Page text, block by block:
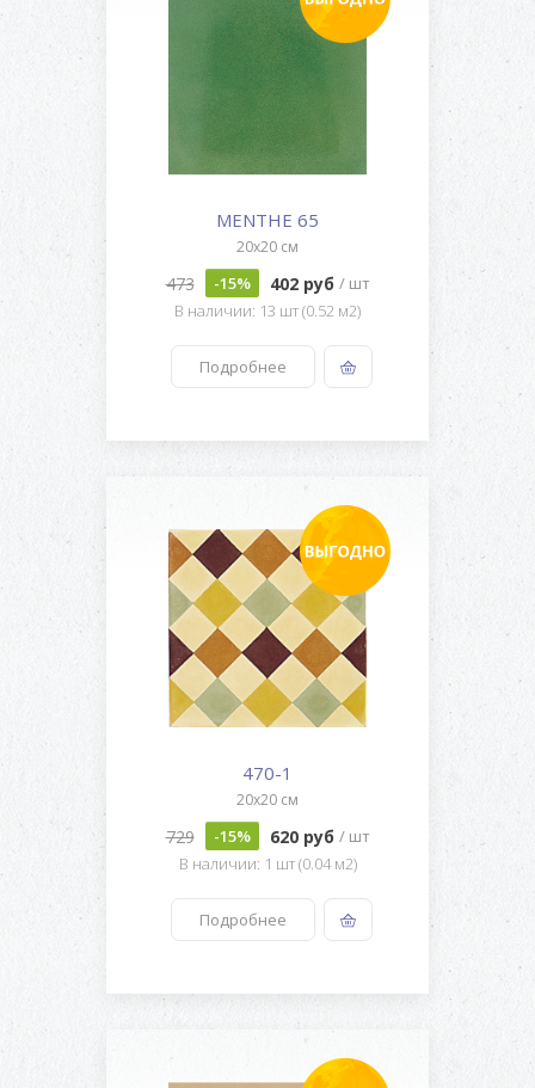
MENTHE 65
20x20 см
473 -15% 402 руб / шт
В наличии: 13 шт (0.52 м2)
Подробнее
470-1
20x20 см
729 -15% 620 руб / шт
В наличии: 1 шт (0.04 м2)
Подробнее